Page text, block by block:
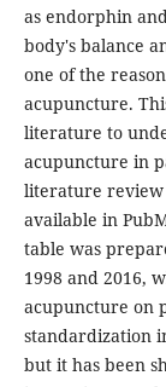
as endorphin
body's balance
one of the
acupuncture.
literature to
acupuncture in
literature review
available in
table was
1998 and 2016,
acupuncture on
standardization
but it has been